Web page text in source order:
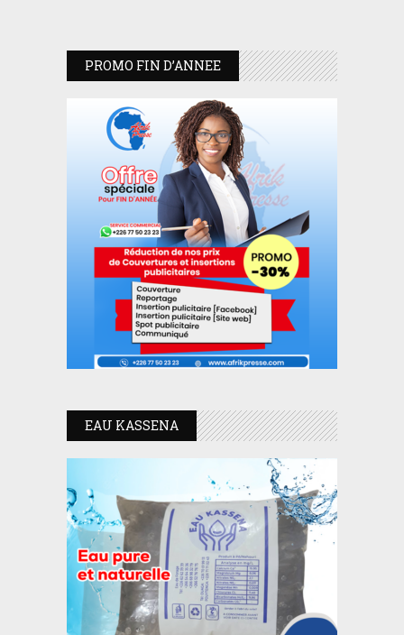
PROMO FIN D’ANNEE
EAU KASSENA